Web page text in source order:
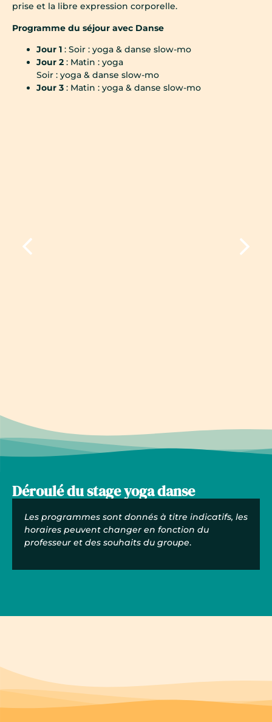
prise et la libre expression corporelle.
Programme du séjour avec Danse
Jour 1 : Soir : yoga & danse slow-mo
Jour 2 : Matin : yoga
Soir : yoga & danse slow-mo
Jour 3 : Matin : yoga & danse slow-mo
Déroulé du stage yoga danse
Les programmes sont donnés à titre indicatifs, les
horaires peuvent changer en fonction du
professeur et des souhaits du groupe.